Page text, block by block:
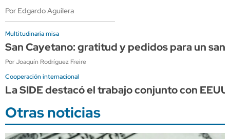
Por Edgardo Aguilera
Multitudinaria misa
San Cayetano: gratitud y pedidos para un
Por Joaquín Rodríguez Freire
Cooperación internacional
La SIDE destacó el trabajo conjunto con
Otras noticias